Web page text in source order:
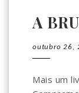
A
outubro 26,
Mais um